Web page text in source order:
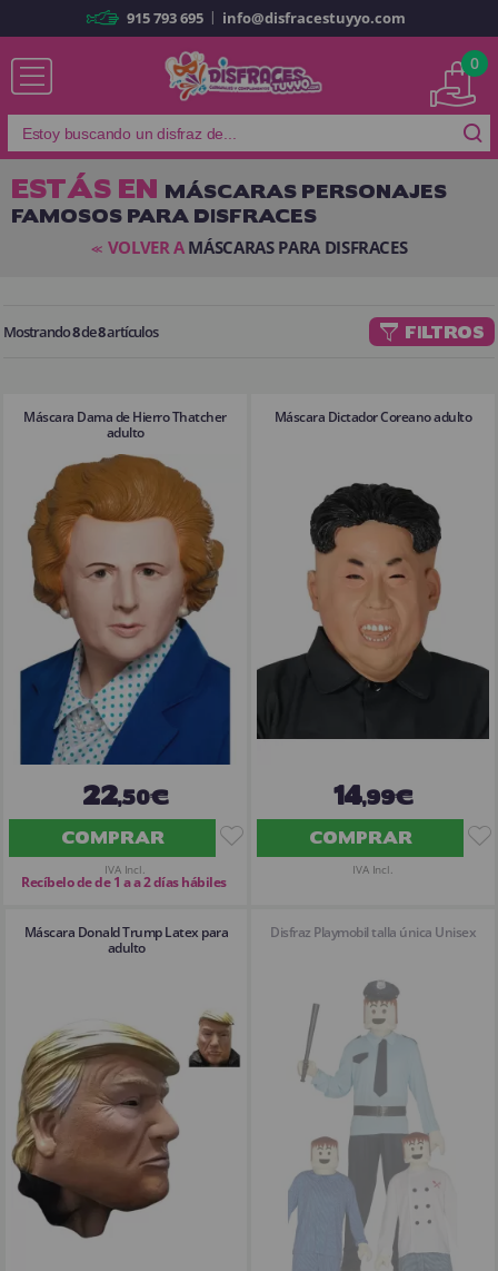
Ya soy cliente
Recordarme ¿Olvidó su contraseña?
Al crear una cuenta en
compras rápidamente en nuestra tienda virtual, revisar el estado de tus
pedidos y consultar tus operaciones anteriores.
¡Adelante! Te estabamos esperando.
CREAR CUENTA
915 793 695 | info@disfracestuyyo.com
0
ESTÁS EN MÁSCARAS PERSONAJES
FAMOSOS PARA DISFRACES
<< VOLVER A MÁSCARAS PARA DISFRACES
Mostrando8de8artículos FILTROS
Máscara Dama de Hierro Thatcher
adulto
22,50€
COMPRAR
IVA Incl.
Recíbelo de de 1 a a 2 días hábiles
Máscara Dictador Coreano adulto
14,99€
COMPRAR
IVA Incl.
Máscara Donald Trump Latex para
adulto
Disfraz Playmobil talla única Unisex